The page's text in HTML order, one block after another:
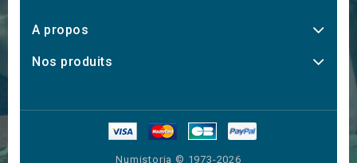
A propos
Nos produits
Numistoria © 1973-2026